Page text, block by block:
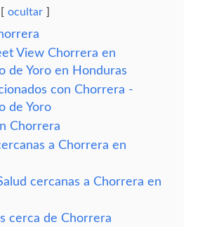
ocultar
View Chorrera en
de Yoro en Honduras
con Chorrera -
de Yoro
Chorrera
a Chorrera en
cercanas a Chorrera en
cerca de Chorrera